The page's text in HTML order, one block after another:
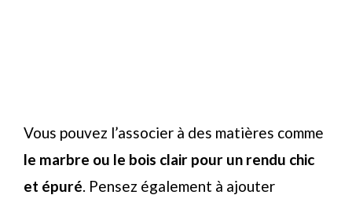
Vous pouvez l’associer à des matières comme
le marbre ou le bois clair pour un rendu chic
et épuré. Pensez également à ajouter